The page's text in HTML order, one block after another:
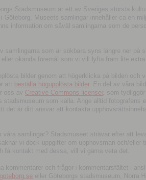
Stadsmuseum är ett av Sveriges största
Göteborg. Museets samlingar innehåller ca en
information om såväl samlingarna som de
samlingarna som är sökbara syns längre ner på
okända föremål som vi vill lyfta fram lite extra.
bilder genom att högerklicka på bilden och
att
beställa högupplösta bilder. En del av våra
oss av Creative Commons licenser, som
stadsmuseum som källa. Ange alltid fotografens
det är ditt ansvar att kontakta
våra samlingar? Stadsmuseet strävar efter att
vi dock uppgifter om upphovsman och/eller
få kontakt med dessa, vill vi gärna veta det.
kommentarer och frågor i kommentarsfältet i
eller Göteborgs stadsmuseum, Norra